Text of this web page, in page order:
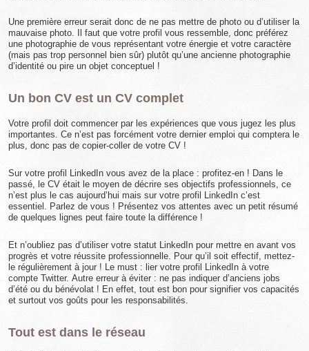
Une première erreur serait donc de ne pas mettre de photo ou d’utiliser la
mauvaise photo. Il faut que votre profil vous ressemble, donc préférez
une photographie de vous représentant votre énergie et votre caractère
(mais pas trop personnel bien sûr) plutôt qu’une ancienne photographie
d’identité ou pire un objet conceptuel !
Un bon CV est un CV complet
Votre profil doit commencer par les expériences que vous jugez les plus
importantes. Ce n’est pas forcément votre dernier emploi qui comptera le
plus, donc pas de copier-coller de votre CV !
Sur votre profil LinkedIn vous avez de la place : profitez-en ! Dans le
passé, le CV était le moyen de décrire ses objectifs professionnels, ce
n’est plus le cas aujourd’hui mais sur votre profil LinkedIn c’est
essentiel. Parlez de vous ! Présentez vos attentes avec un petit résumé
de quelques lignes peut faire toute la différence !
Et n’oubliez pas d’utiliser votre statut LinkedIn pour mettre en avant vos
progrès et votre réussite professionnelle. Pour qu’il soit effectif, mettez-
le régulièrement à jour ! Le must : lier votre profil LinkedIn à votre
compte Twitter. Autre erreur à éviter : ne pas indiquer d’anciens jobs
d’été ou du bénévolat ! En effet, tout est bon pour signifier vos capacités
et surtout vos goûts pour les responsabilités.
Tout est dans le réseau